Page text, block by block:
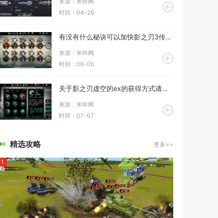
时间：04-26
有没有什么秘诀可以加快影之刃3传说武器的升级速度
来源：米咔网
时间：06-06
关于影之刃虚空的ex的获得方式请问有什么线索吗
来源：米咔网
时间：07-07
精选攻略 更多>>
1